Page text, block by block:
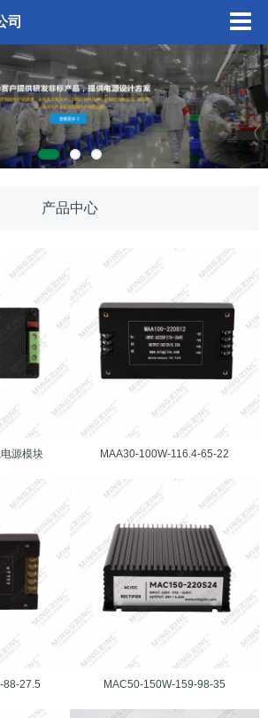
司
产品中心
源模块 MAA30-100W-116.4-65-22
88-27.5 MAC50-150W-159-98-35